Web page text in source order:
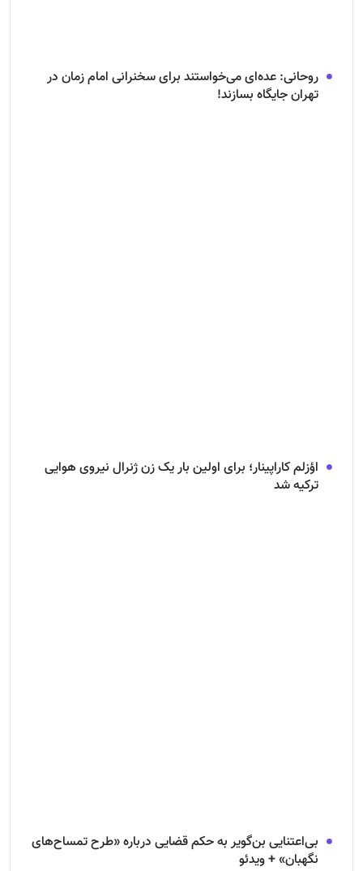
روحانی: عده‌ای می‌خواستند برای سخنرانی امام زمان در
تهران جایگاه بسازند!
اؤزلم کاراپینار؛ برای اولین بار یک زن ژنرال نیروی هوایی
ترکیه شد
بی‌اعتنایی بن‌گویر به حکم قضایی درباره «طرح تمساح‌های
نگهبان» + ویدئو